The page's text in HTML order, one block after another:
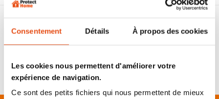
Consentement Détails À propos des cookies
Les cookies nous permettent d'améliorer votre
expérience de navigation.
Ce sont des petits fichiers qui nous permettent de mieux
Design agressifpour plus de dissuasion.
Caméra factice l’une des plusressemblante du marché.
Muni d’une LED simulant l’enregistrement,
Simule la protection sous vidéosurveillance d’une habitation.
Très efficace lors des repérages effectués un cambrioleur
Sécurité maison très dissuasive.